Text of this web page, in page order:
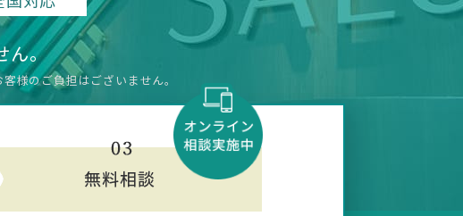
ん。
様のご負担はございません。